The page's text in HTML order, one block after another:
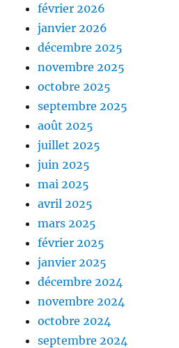
février 2026
janvier 2026
décembre 2025
novembre 2025
octobre 2025
septembre 2025
août 2025
juillet 2025
juin 2025
mai 2025
avril 2025
mars 2025
février 2025
janvier 2025
décembre 2024
novembre 2024
octobre 2024
septembre 2024